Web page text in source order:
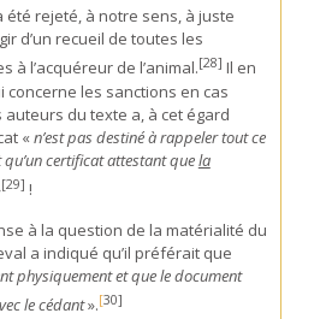
été rejeté, à notre sens, à juste
d’un recueil de toutes les
à l’acquéreur de l’animal.[28] Il en
concerne les sanctions en cas
auteurs du texte a, à cet égard
«n’est pasdestiné à rappeler tout ce
qu’un certificat attestant quela
[29] !
à la question de la matérialité du
a indiqué qu’il préférait que
physiquement et que le document
le cédant».[30]